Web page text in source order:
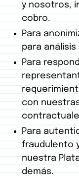
y nosotros,
cobro.
Para
para
Para
con
Para
fraudulento
nuestra
demás.